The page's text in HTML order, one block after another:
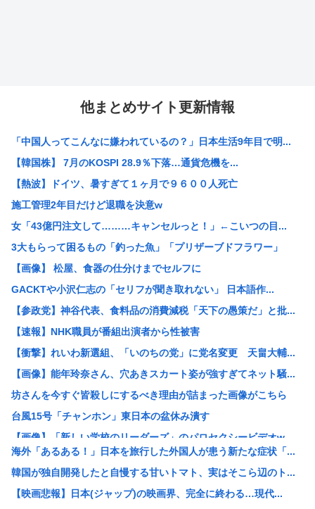
他まとめサイト更新情報
「中国人ってこんなに嫌われているの？」日本生活9年目で明...
【韓国株】 7月のKOSPI 28.9％下落…通貨危機を...
【熱波】ドイツ、暑すぎて１ヶ月で９６００人死亡
施工管理2年目だけど退職を決意w
女「43億円注文して………キャンセルっと！」←こいつの目...
3大もらって困るもの「釣った魚」「プリザーブドフラワー」
【画像】 松屋、食器の仕分けまでセルフに
GACKTや小沢仁志の「セリフが聞き取れない」 日本語作...
【参政党】神谷代表、食料品の消費減税「天下の愚策だ」と批...
【速報】NHK職員が番組出演者から性被害
【衝撃】れいわ新選組、「いのちの党」に党名変更 天畠大輔...
【画像】能年玲奈さん、穴あきスカート姿が強すぎてネット騒...
坊さんを今すぐ皆殺しにするべき理由が詰まった画像がこちら
台風15号「チャンホン」東日本の盆休み潰す
【画像】「新しい学校のリーダーズ」のパロセクシービデオw...
【困惑】株資産7億円あるのに交通も食事も服も全部優待・・...
【画像】高市早苗さん、殺されることに怯え始めるwww
【困惑】資産7億円あるのに、移動も食事も服も株主優待生活
海外「あるある！」日本を旅行した外国人が患う新たな症状「...
韓国が独自開発したと自慢する甘いトマト、実はそこら辺のト...
【映画悲報】日本(ジャップ)の映画界、完全に終わる…現代...